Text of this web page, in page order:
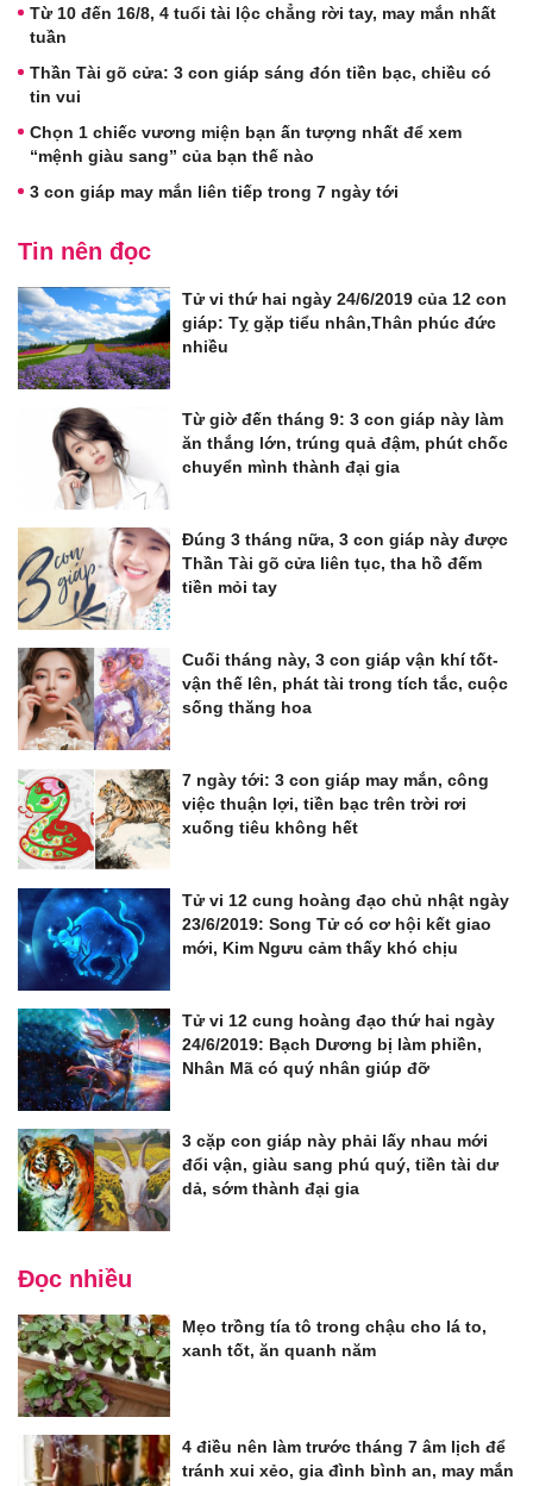
Từ 10 đến 16/8, 4 tuổi tài lộc chẳng rời tay, may mắn nhất
tuần
Thần Tài gõ cửa: 3 con giáp sáng đón tiền bạc, chiều có
tin vui
Chọn 1 chiếc vương miện bạn ấn tượng nhất để xem
“mệnh giàu sang” của bạn thế nào
3 con giáp may mắn liên tiếp trong 7 ngày tới
Tin nên đọc
Tử vi thứ hai ngày 24/6/2019 của 12 con
giáp: Tỵ gặp tiểu nhân,Thân phúc đức
nhiều
Từ giờ đến tháng 9: 3 con giáp này làm
ăn thắng lớn, trúng quả đậm, phút chốc
chuyển mình thành đại gia
Đúng 3 tháng nữa, 3 con giáp này được
Thần Tài gõ cửa liên tục, tha hồ đếm
tiền mỏi tay
Cuối tháng này, 3 con giáp vận khí tốt-
vận thế lên, phát tài trong tích tắc, cuộc
sống thăng hoa
7 ngày tới: 3 con giáp may mắn, công
việc thuận lợi, tiền bạc trên trời rơi
xuống tiêu không hết
Tử vi 12 cung hoàng đạo chủ nhật ngày
23/6/2019: Song Tử có cơ hội kết giao
mới, Kim Ngưu cảm thấy khó chịu
Tử vi 12 cung hoàng đạo thứ hai ngày
24/6/2019: Bạch Dương bị làm phiền,
Nhân Mã có quý nhân giúp đỡ
3 cặp con giáp này phải lấy nhau mới
đổi vận, giàu sang phú quý, tiền tài dư
dả, sớm thành đại gia
Đọc nhiều
Mẹo trồng tía tô trong chậu cho lá to,
xanh tốt, ăn quanh năm
4 điều nên làm trước tháng 7 âm lịch để
tránh xui xẻo, gia đình bình an, may mắn